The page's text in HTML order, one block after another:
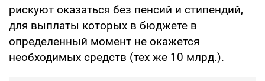
рискуют оказаться без пенсий и стипендий,
для выплаты которых в бюджете в
определенный момент не окажется
необходимых средств (тех же 10 млрд.).